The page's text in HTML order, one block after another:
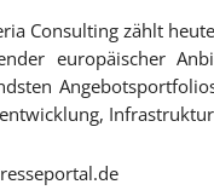
Consulting zählt
europäischer